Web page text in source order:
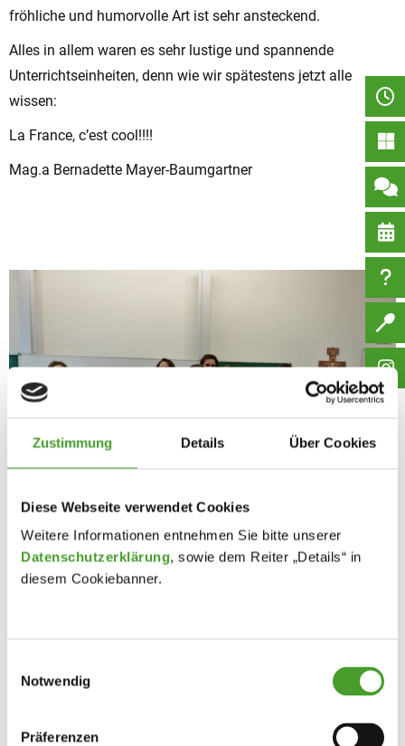
Zustimmung Details Über Cookies
Diese Webseite verwendet Cookies
Weitere Informationen entnehmen Sie bitte unserer
Datenschutzerklärung, sowie dem Reiter „Details“ in
diesem Cookiebanner.
Notwendig
Präferenzen
fröhliche und humorvolle Art ist sehr ansteckend.
Alles in allem waren es sehr lustige und spannende
Unterrichtseinheiten, denn wie wir spätestens jetzt alle
wissen:
La France, c’est cool!!!!
Mag.a Bernadette Mayer-Baumgartner